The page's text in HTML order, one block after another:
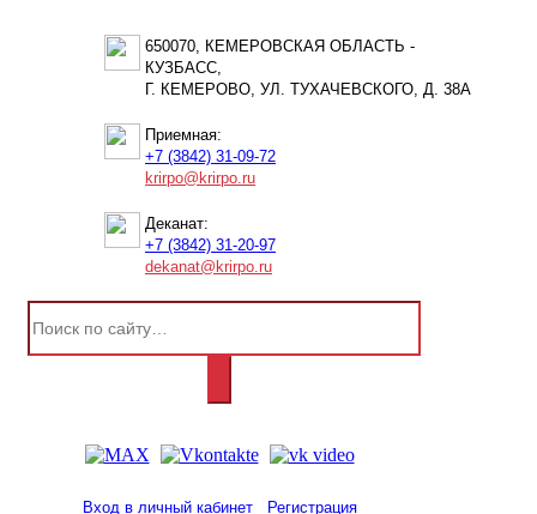
650070, КЕМЕРОВСКАЯ ОБЛАСТЬ -
КУЗБАСС,
Г. КЕМЕРОВО, УЛ. ТУХАЧЕВСКОГО, Д. 38А
Приемная:
+7 (3842) 31-09-72
krirpo@krirpo.ru
Деканат:
+7 (3842) 31-20-97
dekanat@krirpo.ru
Вход в личный кабинет Регистрация